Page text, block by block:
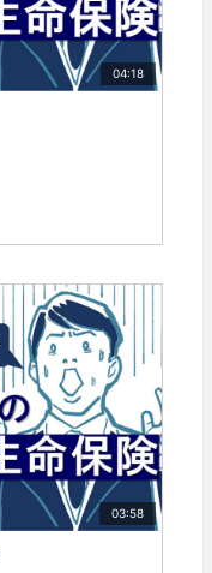
04:18
03:58